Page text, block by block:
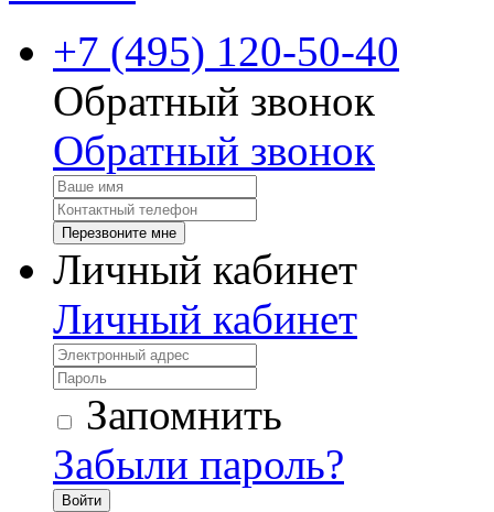
+7 (495) 120-50-40
Обратный звонок
Обратный звонок
Перезвоните мне
Личный кабинет
Личный кабинет
Запомнить
Забыли пароль?
Войти